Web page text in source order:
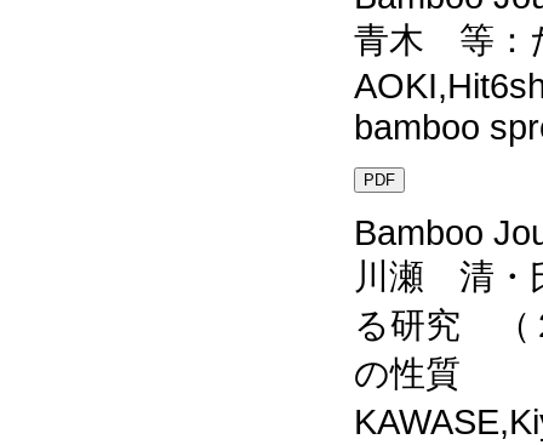
青木 等：
bamboo
PDF
Bamboo
川瀬 清・
る研究 （
の性質